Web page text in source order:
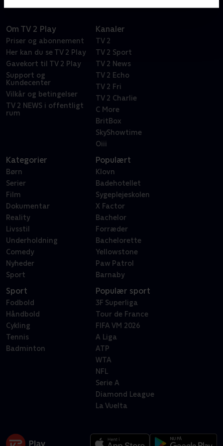
Om TV 2 Play
Priser og abonnement
Her kan du se TV 2 Play
Gavekort til TV 2 Play
Support og
Kundecenter
Vilkår og betingelser
TV 2 NEWS i offentligt
rum
Kanaler
TV 2
TV 2 Sport
TV 2 News
TV 2 Echo
TV 2 Fri
TV 2 Charlie
C More
BritBox
SkyShowtime
Oiii
Kategorier
Børn
Serier
Film
Dokumentar
Reality
Livsstil
Underholdning
Comedy
Nyheder
Sport
Populært
Klovn
Badehotellet
Sygeplejeskolen
X Factor
Bachelor
Forræder
Bachelorette
Yellowstone
Paw Patrol
Barnaby
Sport
Fodbold
Håndbold
Cykling
Tennis
Badminton
Populær sport
3F Superliga
Tour de France
FIFA VM 2026
A Liga
ATP
WTA
NFL
Serie A
Diamond League
La Vuelta